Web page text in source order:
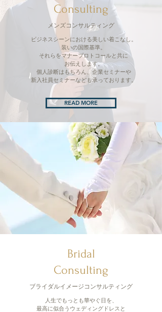
メンズコンサルティング
Consulting
ビジネスシーンにおける美しい着こなし。
装いの国際基準。
それらをマナープロトコールと共に
お伝えします。
個人診断はもちろん、企業セミナーや
新入社員セミナーなども承っております。
READ MORE
Bridal
Consulting
ブライダルイメージコンサルティング
人生でもっとも華やぐ日を、
最高に似合うウェディングドレスと